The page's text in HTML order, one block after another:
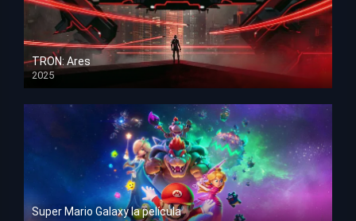
TRON: Ares
2025
HD 1080p
Super Mario Galaxy la película